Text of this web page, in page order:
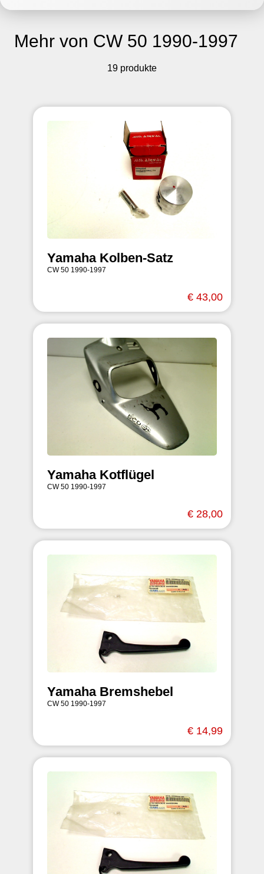
Mehr von CW 50 1990-1997
19 produkte
Yamaha Kolben-Satz
CW 50 1990-1997
€ 43,00
Yamaha Kotflügel
CW 50 1990-1997
€ 28,00
Yamaha Bremshebel
CW 50 1990-1997
€ 14,99